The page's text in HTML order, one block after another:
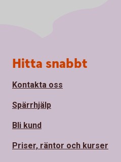
Sidfot
Hitta snabbt
Kontakta oss
Spärrhjälp
Bli kund
Priser, räntor och kurser